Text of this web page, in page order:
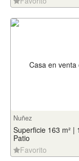
Nuñez
Superficie 163 m² |
Patio
Favorito